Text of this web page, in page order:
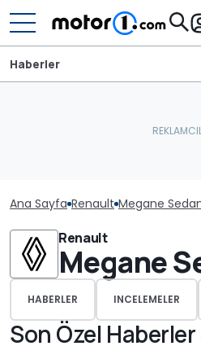
Haberler
Ana Sayfa Renault Megane
Renault
Megane
HABERLER INCELEMELER
Son Özel